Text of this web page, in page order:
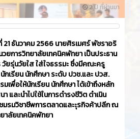
2 ปี ที่ผ่านมา
ธันวาคม 2566​ นายศิรเมศร์ พัชราอริ
ยการวิทยาลัยเทคนิคพัทยา เป็นประธาน
วัยรุ่นวัยใส ใส่ใจธรรมะ ซึ่งมีคณะครู
กเรียน นักศึกษา ระดับ ปวช.และ ปวส.
มเพื่อให้นักเรียน นักศึกษา ได้เข้าถึงหลัก
และนำไปใช้ในการดำรงชีวิต ดำเนิน
มรมวิชาชีพการตลาดและะุรกิจค้าปลีก ณ
าลัยเทคนิคพัทยา